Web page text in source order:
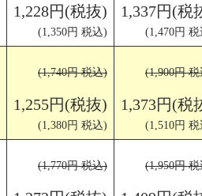
1,228円(税抜)
(1,350円 税込)
1,337円(税
(1,470円
(1,740円 税込)
1,255円(税抜)
(1,380円 税込)
(1,900円
1,373円(税
(1,510円
(1,770円 税込) (1,950円